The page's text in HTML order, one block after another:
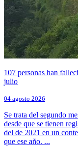
107 personas han
julio
04 agosto 2026
Se trata del segundo
desde que se tienen
del de 2021 en un
que ese año. ...